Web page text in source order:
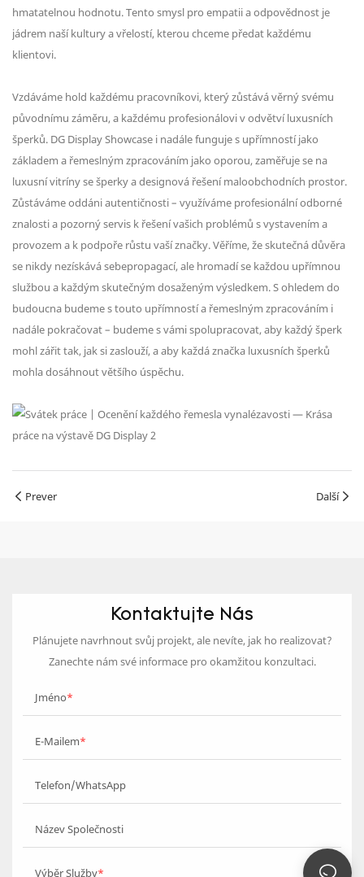
hmatatelnou hodnotu. Tento smysl pro empatii a odpovědnost je
jádrem naší kultury a vřelostí, kterou chceme předat každému
klientovi.
Vzdáváme hold každému pracovníkovi, který zůstává věrný svému
původnímu záměru, a každému profesionálovi v odvětví luxusních
šperků. DG Display Showcase i nadále funguje s upřímností jako
základem a řemeslným zpracováním jako oporou, zaměřuje se na
luxusní vitríny se šperky a designová řešení maloobchodních prostor.
Zůstáváme oddáni autentičnosti – využíváme profesionální odborné
znalosti a pozorný servis k řešení vašich problémů s vystavením a
provozem a k podpoře růstu vaší značky. Věříme, že skutečná důvěra
se nikdy nezískává sebepropagací, ale hromadí se každou upřímnou
službou a každým skutečným dosaženým výsledkem. S ohledem do
budoucna budeme s touto upřímností a řemeslným zpracováním i
nadále pokračovat – budeme s vámi spolupracovat, aby každý šperk
mohl zářit tak, jak si zaslouží, a aby každá značka luxusních šperků
mohla dosáhnout většího úspěchu.
Prever Další
Kontaktujte Nás
Plánujete navrhnout svůj projekt, ale nevíte, jak ho realizovat?
Zanechte nám své informace pro okamžitou konzultaci.
Jméno
E-Mailem
Telefon/WhatsApp
Název Společnosti
Výběr Služby